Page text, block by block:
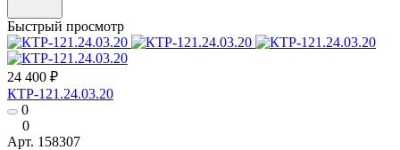
Быстрый просмотр
24 400 ₽
КТР-121.24.03.20
0
0
Арт. 158307